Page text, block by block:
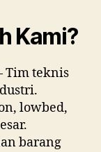
Kami?
Tim teknis
lowbed,
barang